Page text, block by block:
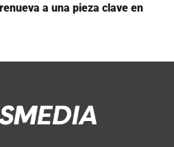
a una pieza clave en